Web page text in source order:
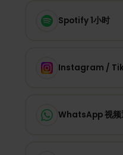
Spotify 1小时
Instagram /
WhatsApp 视频